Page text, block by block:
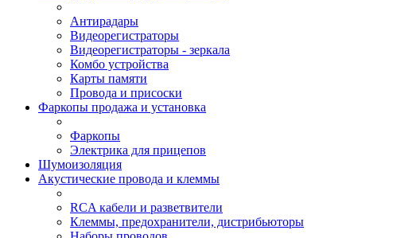
Антирадары
Видеорегистраторы
Видеорегистраторы - зеркала
Комбо устройства
Карты памяти
Провода и присоски
Фаркопы продажа и установка
Фаркопы
Электрика для прицепов
Шумоизоляция
Акустические провода и клеммы
RCA кабели и разветвители
Клеммы, предохранители, дистрибьюторы